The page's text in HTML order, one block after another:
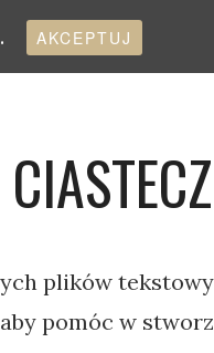
plików
pomóc w
AKCEPTUJ